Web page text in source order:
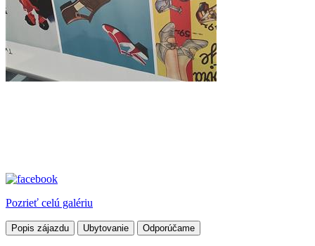
Pozrieť celú galériu
Popis zájazdu Ubytovanie Odporúčame